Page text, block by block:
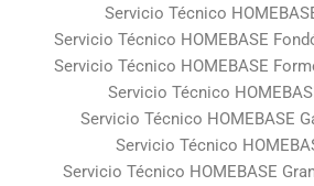
Servicio Técnico
Servicio Técnico HOMEBASE
Servicio Técnico HOMEBASE
Servicio Técnico
Servicio Técnico HOMEBASE
Servicio Técnico
Servicio Técnico HOMEBASE